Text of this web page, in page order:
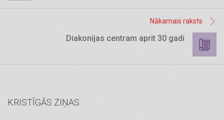
Nākamais raksts
Diakonijas centram aprit 30 gadi
KRISTĪGĀS ZIŅAS